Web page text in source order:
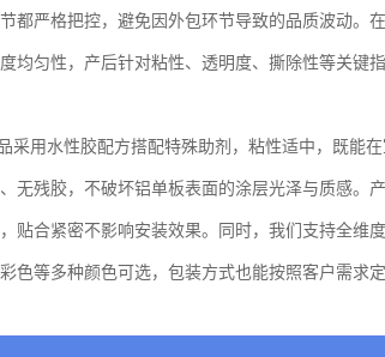
都严格把控，避免因外包环节导致的品质波动。
均匀性，产后针对粘性、透明度、撕除性等关键
采用水性胶配方搭配特殊助剂，粘性适中，既能
无残胶，不破坏铝单板表面的涂层光泽与质感。
贴合紧密不影响安装效果。同时，我们支持全维
色等多种颜色可选，包装方式也能按照客户需求